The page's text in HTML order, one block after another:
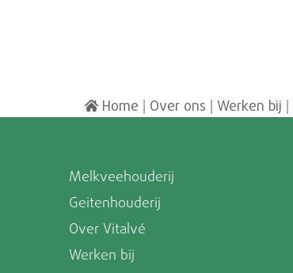
Home Over ons Werken bij
Melkveehouderij
Geitenhouderij
Over Vitalvé
Werken bij